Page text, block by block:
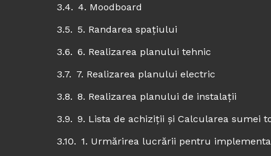
4. Moodboard
5. Randarea spațiului
6. Realizarea planului tehnic
7. Realizarea planului electric
8. Realizarea planului de instalații
9. Lista de achiziții și Calcularea sumei
1. Urmărirea lucrării pentru